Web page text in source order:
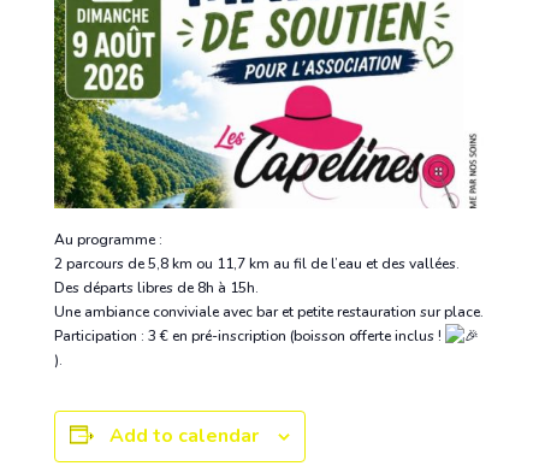
​Au programme :
2 parcours de 5,8 km ou 11,7 km au fil de l’eau et des vallées.
Des départs libres de 8h à 15h.
Une ambiance conviviale avec bar et petite restauration sur place.
​Participation : 3 € en pré-inscription (boisson offerte inclus !
).
Add to calendar